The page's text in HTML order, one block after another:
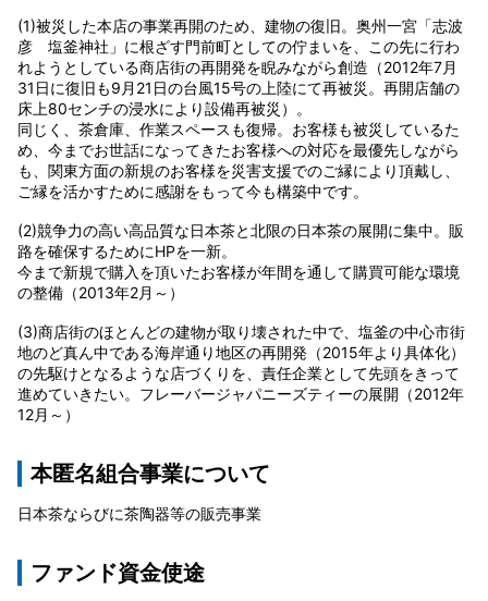
(1)被災した本店の事業再開のため、建物の復旧。奥州一宮「志波
彦 塩釜神社」に根ざす門前町としての佇まいを、この先に行わ
れようとしている商店街の再開発を睨みながら創造（2012年7月
31日に復旧も9月21日の台風15号の上陸にて再被災。再開店舗の
床上80センチの浸水により設備再被災）。
同じく、茶倉庫、作業スペースも復帰。お客様も被災しているた
め、今までお世話になってきたお客様への対応を最優先しながら
も、関東方面の新規のお客様を災害支援でのご縁により頂戴し、
ご縁を活かすために感謝をもって今も構築中です。
(2)競争力の高い高品質な日本茶と北限の日本茶の展開に集中。販
路を確保するためにHPを一新。
今まで新規で購入を頂いたお客様が年間を通して購買可能な環境
の整備（2013年2月～）
(3)商店街のほとんどの建物が取り壊された中で、塩釜の中心市街
地のど真ん中である海岸通り地区の再開発（2015年より具体化）
の先駆けとなるような店づくりを、責任企業として先頭をきって
進めていきたい。フレーバージャパニーズティーの展開（2012年
12月～）
本匿名組合事業について
日本茶ならびに茶陶器等の販売事業
ファンド資金使途